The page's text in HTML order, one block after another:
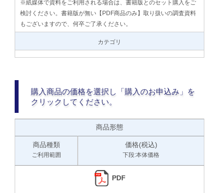
※紙媒体で資料をご利用される場合は、書籍版とのセット購入をご
検討ください。書籍版が無い【PDF商品のみ】取り扱いの調査資料
もございますので、何卒ご了承ください。
カテゴリ
購入商品の価格を選択し「購入のお申込み」を
クリックしてください。
商品形態
商品種類
ご利用範囲
価格(税込)
下段:本体価格
PDF